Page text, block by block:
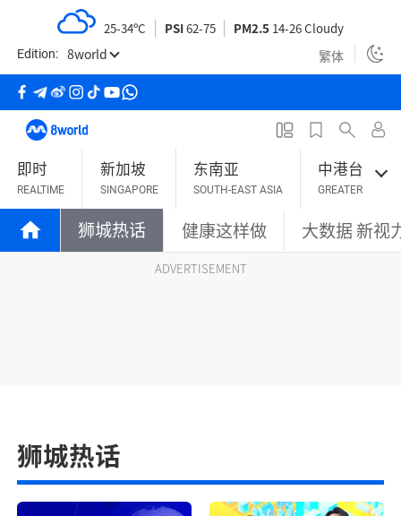
p
t
Edition: 8world 繁体
25-34ºC PSI62-75 PM2.5 14-26 Cloudy
即时
REALTIME
新加坡
SINGAPORE
东南亚
SOUTH-EAST ASIA
中港台
GREATER CHINA
狮城热话 健康这样做 大数据 新视
ADVERTISEMENT
狮城热话